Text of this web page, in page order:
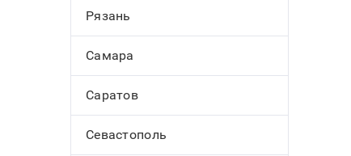
Рязань
Самара
Саратов
Севастополь